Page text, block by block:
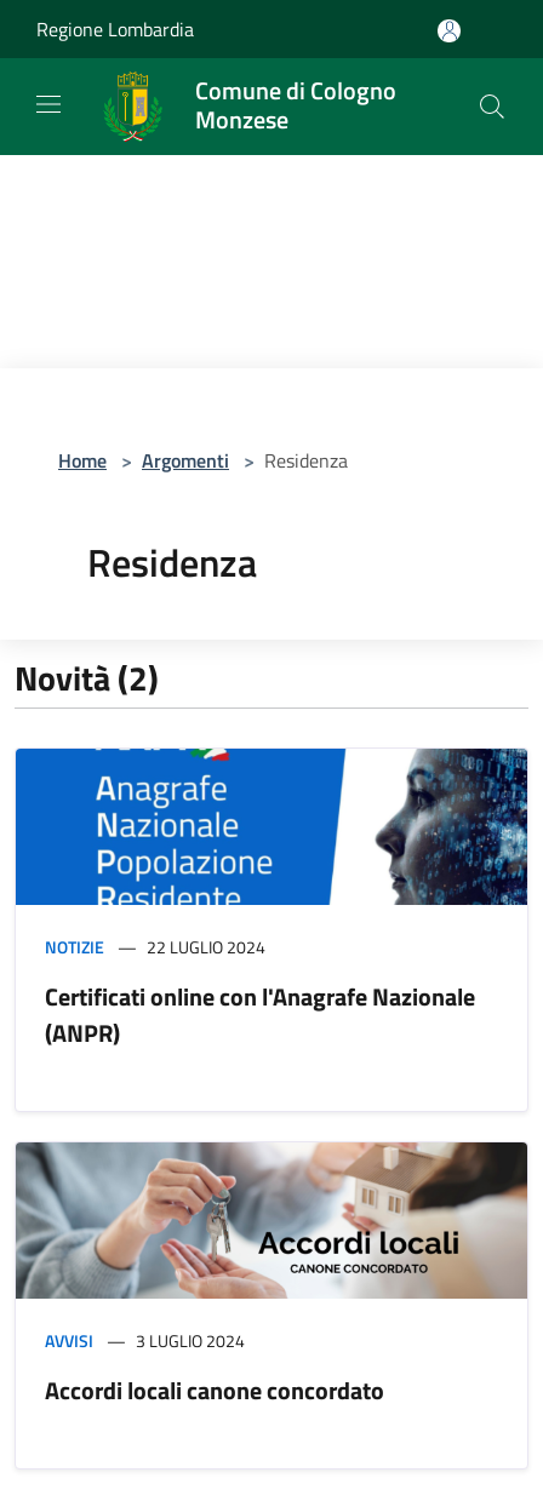
Regione Lombardia
Comune di Cologno
Monzese
Home > Argomenti > Residenza
Residenza
Novità (2)
NOTIZIE 22 LUGLIO 2024
Certificati online con l'Anagrafe Nazionale
(ANPR)
AVVISI 3 LUGLIO 2024
Accordi locali canone concordato